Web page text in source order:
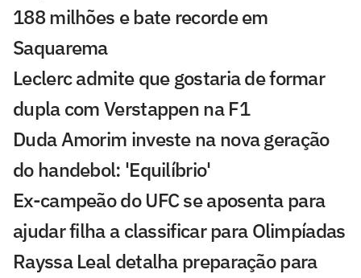
188 milhões e bate recorde em
Saquarema
Leclerc admite que gostaria de formar
dupla com Verstappen na F1
Duda Amorim investe na nova geração
do handebol: 'Equilíbrio'
Ex-campeão do UFC se aposenta para
ajudar filha a classificar para Olimpíadas
Rayssa Leal detalha preparação para